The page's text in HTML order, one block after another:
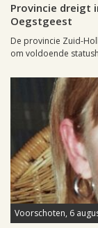
Provincie dreigt
Oegstgeest
De provincie Zuid-
om voldoende
Voorschoten, 6